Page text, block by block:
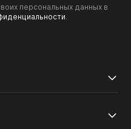
персональных данных в
.